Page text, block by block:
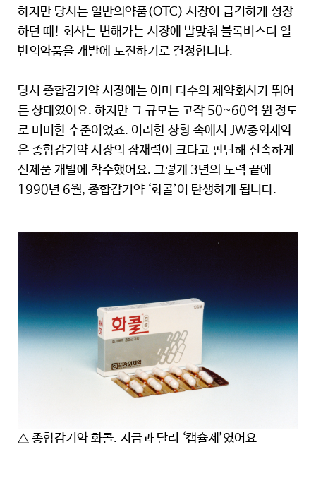
하지만 당시는 일반의약품(OTC) 시장이 급격하게 성장
하던 때! 회사는 변해가는 시장에 발맞춰 블록버스터 일
반의약품을 개발에 도전하기로 결정합니다.
당시 종합감기약 시장에는 이미 다수의 제약회사가 뛰어
든 상태였어요. 하지만 그 규모는 고작 50~60억 원 정도
로 미미한 수준이었죠. 이러한 상황 속에서 JW중외제약
은 종합감기약 시장의 잠재력이 크다고 판단해 신속하게
신제품 개발에 착수했어요. 그렇게 3년의 노력 끝에
1990년 6월, 종합감기약 ‘화콜’이 탄생하게 됩니다.
△ 종합감기약 화콜. 지금과 달리 ‘캡슐제’였어요